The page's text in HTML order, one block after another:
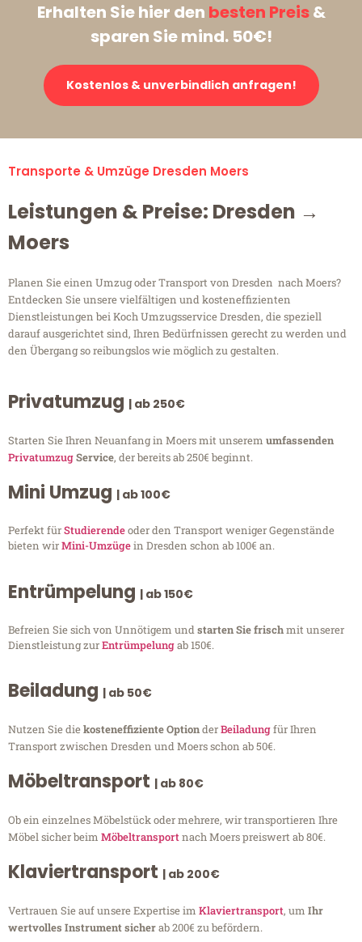
Erhalten Sie hier den besten Preis&
sparen Sie mind. 50€!
Kostenlos & unverbindlich anfragen!
Transporte & Umzüge Dresden Moers
Leistungen & Preise: Dresden →
Moers
Planen Sie einen Umzug oder Transport von Dresden nach Moers?
Entdecken Sie unsere vielfältigen und kosteneffizienten
Dienstleistungen bei Koch Umzugsservice Dresden, die speziell
darauf ausgerichtet sind, Ihren Bedürfnissen gerecht zu werden und
den Übergang so reibungslos wie möglich zu gestalten.
Privatumzug | ab 250€
Starten Sie Ihren Neuanfang in Moers mit unserem umfassenden
PrivatumzugService, der bereits ab 250€ beginnt.
Mini Umzug | ab 100€
Perfekt fürStudierendeoder den Transport weniger Gegenstände
bieten wirMini-Umzügein Dresden schon ab 100€ an.
Entrümpelung | ab 150€
Befreien Sie sich von Unnötigem undstarten Sie frischmit unserer
Dienstleistung zurEntrümpelungab 150€.
Beiladung | ab 50€
Nutzen Sie diekosteneffiziente OptionderBeiladungfür Ihren
Transport zwischen Dresden und Moers schon ab 50€.
Möbeltransport | ab 80€
Ob ein einzelnes Möbelstück oder mehrere, wir transportieren Ihre
Möbel sicher beim Möbeltransportnach Moers preiswert ab 80€.
Klaviertransport | ab 200€
Vertrauen Sie auf unsere Expertise im Klaviertransport, um Ihr
wertvolles Instrument sicherab 200€ zu befördern.